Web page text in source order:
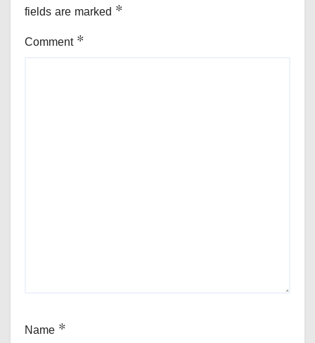
fields are marked *
Comment *
Name *